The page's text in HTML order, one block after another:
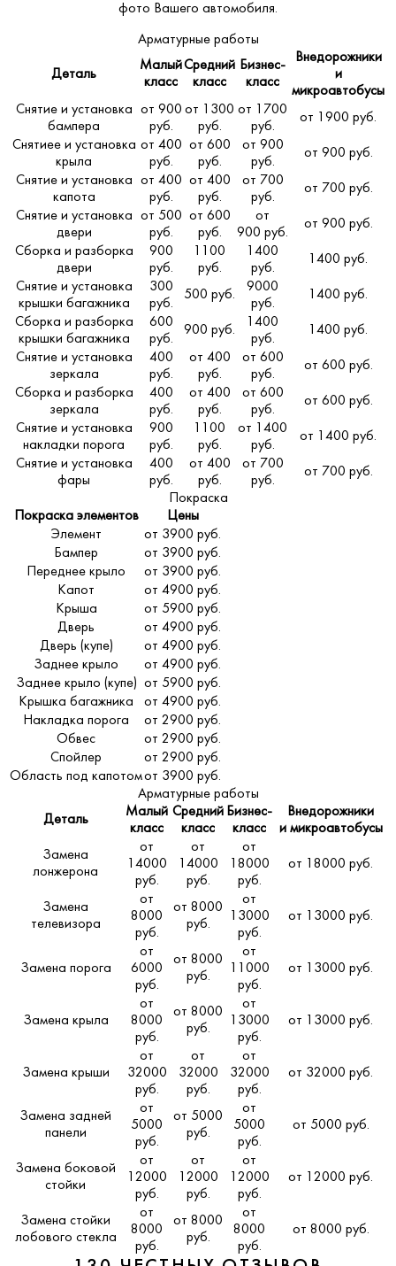
фото Вашего автомобиля.
Арматурные работы
Деталь
Малый
класс
Средний
класс
Бизнес-
класс
Внедорожники
и
микроавтобусы
Снятие и установка
бампера
от 900
руб.
от 1300
руб.
от 1700
руб.
от 1900 руб.
Снятиее и установка
крыла
от 400
руб.
от 600
руб.
от 900
руб.
от 900 руб.
Снятие и установка
капота
от 400
руб.
от 400
руб.
от 700
руб.
от 700 руб.
Снятие и установка
двери
от 500
руб.
от 600
руб.
от
900 руб.
от 900 руб.
Сборка и разборка
двери
900
руб.
1100
руб.
1400
руб.
1400 руб.
Снятие и установка
крышки багажника
300
руб.
500 руб.
9000
руб.
1400 руб.
Сборка и разборка
крышки багажника
600
руб.
900 руб.
1400
руб.
1400 руб.
Снятие и установка
зеркала
400
руб.
от 400
руб.
от 600
руб.
от 600 руб.
Сборка и разборка
зеркала
400
руб.
от 400
руб.
от 600
руб.
от 600 руб.
Снятие и установка
накладки порога
900
руб.
1100
руб.
от 1400
руб.
от 1400 руб.
Снятие и установка
фары
400
руб.
от 400
руб.
от 700
руб.
от 700 руб.
Покраска
Покраска элементов
Цены
Элемент
от 3900 руб.
Бампер
от 3900 руб.
Переднее крыло
от 3900 руб.
Капот
от 4900 руб.
Крыша
от 5900 руб.
Дверь
от 4900 руб.
Дверь (купе)
от 4900 руб.
Заднее крыло
от 4900 руб.
Заднее крыло (купе) от 5900 руб.
Крышка багажника
от 4900 руб.
Накладка порога
от 2900 руб.
Обвес
от 2900 руб.
Спойлер
от 2900 руб.
Область под капотомот 3900 руб.
Арматурные работы
Деталь
Малый
класс
Средний
класс
Бизнес-
класс
Внедорожники
и микроавтобусы
Замена
лонжерона
от
14000
руб.
от
14000
руб.
от
18000
руб.
от 18000 руб.
Замена
телевизора
от
8000
руб.
от 8000
руб.
от
13000
руб.
от 13000 руб.
Замена порога
от
6000
руб.
от 8000
руб.
от
11000
руб.
от 13000 руб.
Замена крыла
от
8000
руб.
от 8000
руб.
от
13000
руб.
от 13000 руб.
Замена крыши
от
32000
руб.
от
32000
руб.
от
32000
руб.
от 32000 руб.
Замена задней
панели
от
5000
руб.
от 5000
руб.
от
5000
руб.
от 5000 руб.
Замена боковой
стойки
от
12000
руб.
от
12000
руб.
от
12000
руб.
от 12000 руб.
Замена стойки
лобового стекла
от
8000
руб.
от 8000
руб.
от
8000
руб.
от 8000 руб.